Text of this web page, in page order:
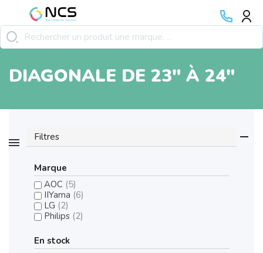
DIAGONALE DE 23" À 24"
Filtres
Marque
AOC (5)
IIYama (6)
LG (2)
Philips (2)
En stock